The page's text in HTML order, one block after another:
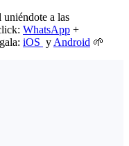
uniéndote a las
WhatsApp +
iOS y Android 🌱